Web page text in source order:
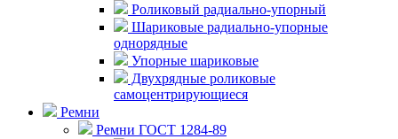
Роликовый радиально-упорный
Шариковые радиально-упорные
однорядные
Упорные шариковые
Двухрядные роликовые
самоцентрирующиеся
Ремни
Ремни ГОСТ 1284-89